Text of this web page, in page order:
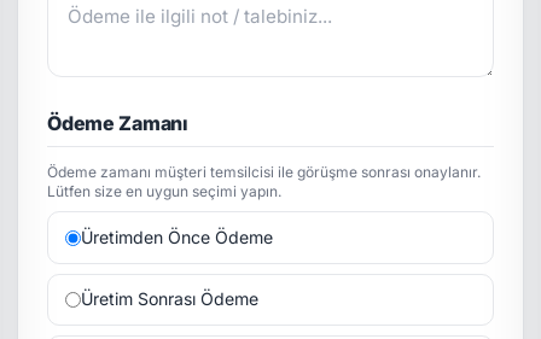
Ödeme Zamanı
Ödeme zamanı müşteri temsilcisi ile görüşme sonrası onaylanır.
Lütfen size en uygun seçimi yapın.
Üretimden Önce Ödeme
Üretim Sonrası Ödeme